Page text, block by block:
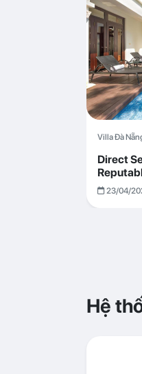
Villa Đà
Direct
with23/04/
Hệ